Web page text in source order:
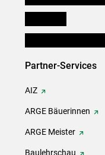
Partner-Services
AIZ
ARGE Bäuerinnen
ARGE Meister
Baulehrschau